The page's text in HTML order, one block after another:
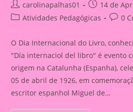
Post
author:
carolinapalhas01
Post
published:
14 de
PostAtividades Pedagógicas
Post0
O Dia Internacional do Livro,
"Día internaciol del libro" é evento
origem na Catalunha (Espanha),
05 de abril de 1926, em
escritor espanhol Miguel de…